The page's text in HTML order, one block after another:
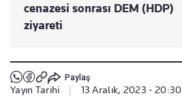
cenazesi sonrası DEM (HDP)
ziyareti
Paylaş
Yayın Tarihi 13 Aralık, 2023 - 20:30